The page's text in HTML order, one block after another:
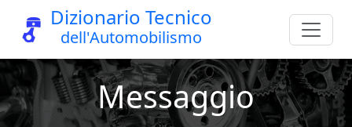
Dizionario Tecnico
dell'Automobilismo
Messaggio